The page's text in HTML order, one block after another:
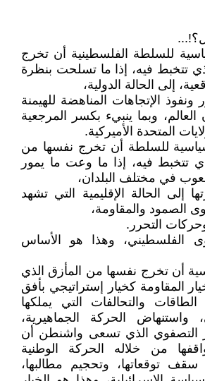
للسلطة الفلسطينية أن تخرج
تتخبط فيه، إذا ما تسلحت بنظرة
إلى الحالة الدولية،
ونفوذ الإتجاهات المناهضة للهيمنة
العالم، وبما ينبيء بكسر المرجعية
المتحدة الأميركية.
للسلطة أن تخرج نفسها من
تتخبط فيه، إذا ما وعت ما يمور
في مختلف البلدان،
إلى الحالة الإقليمية التي تشهد
الصمود والمقاومة،
التحرر.
الفلسطيني، وهذا هو الأساس
أن تخرج نفسها من المأزق الذي
المقاومة كخيار إستراتيجي بأفق
والتحالفات التي يملكها
واستنهاض الحركة الجماهيرية،
التصفوي الذي تسعى واشنطن أن
من خلاله الحركة الوطنية
توقعاتها، وتحجيم مطالبها،